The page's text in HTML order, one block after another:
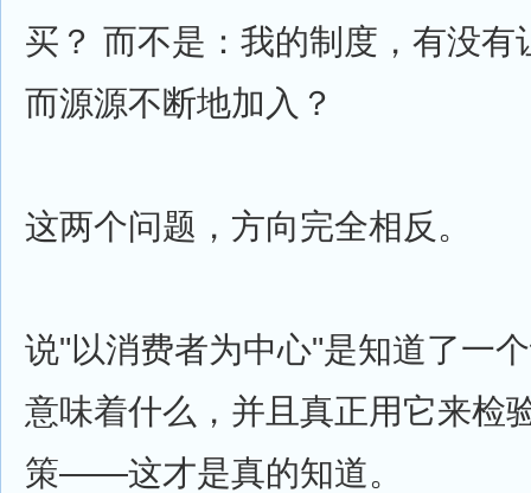
买？ 而不是：我的制度，有没有
而源源不断地加入？
这两个问题，方向完全相反。
说"以消费者为中心"是知道了一
意味着什么，并且真正用它来检
策——这才是真的知道。